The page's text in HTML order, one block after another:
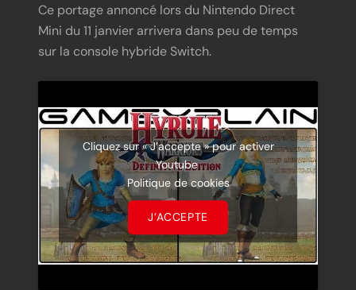
Ce portage annoncé lors du Nintendo Direct
Mini du 11 janvier arrivera dans peu de temps
sur la console hybride Switch.
Cliquez sur « J’accepte » pour activer
Youtube
Politique de cookies
J’ACCEPTE